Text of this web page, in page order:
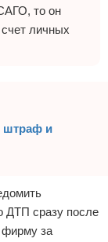
то он
личных
штраф и
ДТП сразу после
фирму за